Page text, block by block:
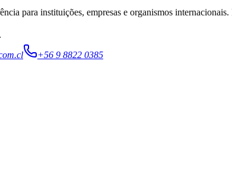
para instituições, empresas e organismos
+56 9 8822 0385